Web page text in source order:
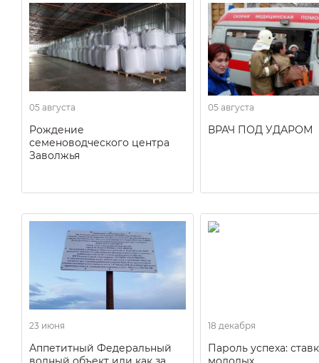
05 августа
Рождение
семеноводческого центра
Заволжья
05 августа
ВРАЧ ПОД УДАРОМ
23 июня
Аппетитный Федеральный
18 декабря
Пароль успеха: